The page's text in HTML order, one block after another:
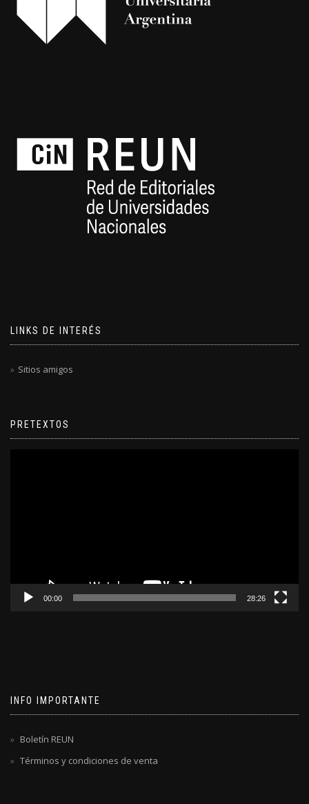
LINKS DE INTERÉS
Sitios amigos
PRETEXTOS
00:00 28:26
INFO IMPORTANTE
Boletín REUN
Términos y condiciones de venta